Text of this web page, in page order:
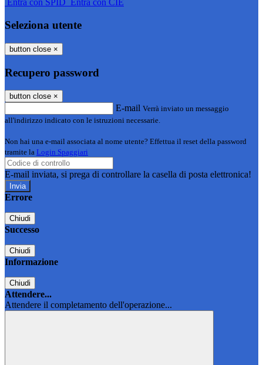
Entra con SPID Entra con CIE
Seleziona utente
button close ×
Recupero password
button close ×
E-mail Verrà inviato un messaggio
all'indirizzo indicato con le istruzioni necessarie.
Non hai una e-mail associata al nome utente? Effettua il reset della password
tramite la Login Spaggiari
E-mail inviata, si prega di controllare la casella di posta elettronica!
Errore
Chiudi
Successo
Chiudi
Informazione
Chiudi
Attendere...
Attendere il completamento dell'operazione...